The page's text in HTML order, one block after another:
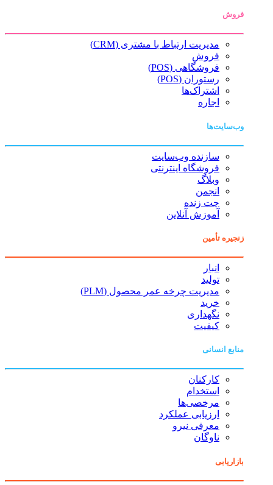
فروش
مدیریت ارتباط با مشتری (CRM)
فروش
فروشگاهی (POS)
رستوران (POS)
اشتراک‌ها
اجاره
وب‌سایت‌ها
سازنده وب‌سایت
فروشگاه اینترنتی
وبلاگ
انجمن
چت زنده
آموزش آنلاین
زنجیره تأمین
انبار
تولید
مدیریت چرخه عمر محصول (PLM)
خرید
نگهداری
کیفیت
منابع انسانی
کارکنان
استخدام
مرخصی‌ها
ارزیابی عملکرد
معرفی نیرو
ناوگان
بازاریابی